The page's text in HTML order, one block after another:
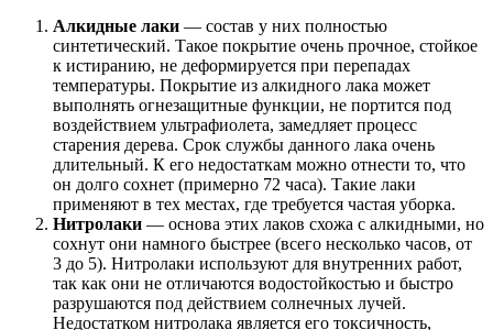
Алкидные лаки — состав у них полностью
синтетический. Такое покрытие очень прочное, стойкое
к истиранию, не деформируется при перепадах
температуры. Покрытие из алкидного лака может
выполнять огнезащитные функции, не портится под
воздействием ультрафиолета, замедляет процесс
старения дерева. Срок службы данного лака очень
длительный. К его недостаткам можно отнести то, что
он долго сохнет (примерно 72 часа). Такие лаки
применяют в тех местах, где требуется частая уборка.
Нитролаки — основа этих лаков схожа с алкидными, но
сохнут они намного быстрее (всего несколько часов, от
3 до 5). Нитролаки используют для внутренних работ,
так как они не отличаются водостойкостью и быстро
разрушаются под действием солнечных лучей.
Недостатком нитролака является его токсичность,